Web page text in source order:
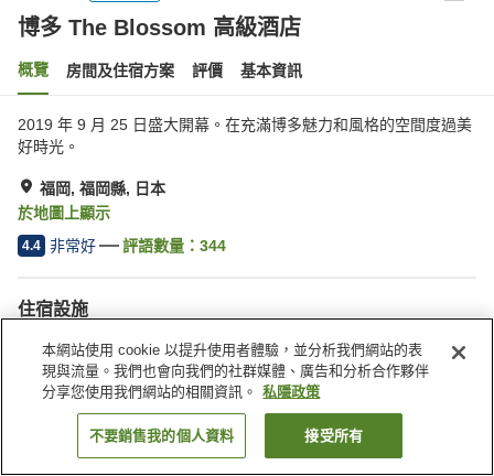
博多 The Blossom 高級酒店
概覽 房間及住宿方案 評價 基本資訊
2019 年 9 月 25 日盛大開幕。在充滿博多魅力和風格的空間度過美
好時光。
福岡, 福岡縣, 日本
於地圖上顯示
4.4 非常好 評語數量： 344
住宿設施
停車場
桑拿
健身室/健身中心
餐廳
找客房
本網站使用 cookie 以提升使用者體驗，並分析我們網站的表
現與流量。我們也會向我們的社群媒體、廣告和分析合作夥伴
分享您使用我們網站的相關資訊。
私隱政策
不要銷售我的個人資料 接受所有